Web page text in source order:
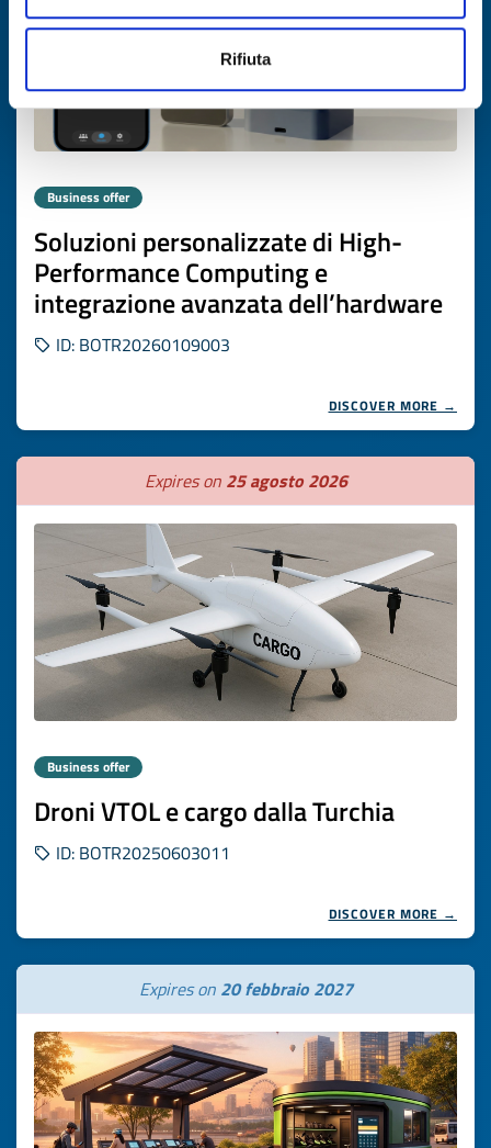
Rifiuta
Business offer
Soluzioni personalizzate di High-
Performance Computing e
integrazione avanzata dell’hardware
ID: BOTR20260109003
DISCOVER MORE →
Expires on 25 agosto 2026
Business offer
Droni VTOL e cargo dalla Turchia
ID: BOTR20250603011
DISCOVER MORE →
Expires on 20 febbraio 2027